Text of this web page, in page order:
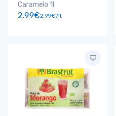
Caramelo 1l
2.99€2.99€/lt